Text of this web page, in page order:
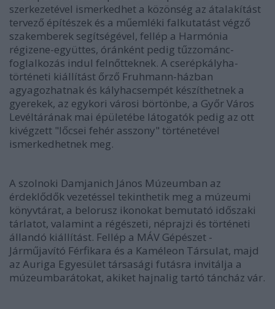
szerkezetével ismerkedhet a közönség az átalakítást
tervező építészek és a műemléki falkutatást végző
szakemberek segítségével, fellép a Harmónia
régizene-együttes, óránként pedig tűzzománc-
foglalkozás indul felnőtteknek. A cserépkályha-
történeti kiállítást őrző Fruhmann-házban
agyagozhatnak és kályhacsempét készíthetnek a
gyerekek, az egykori városi börtönbe, a Győr Város
Levéltárának mai épületébe látogatók pedig az ott
kivégzett "lőcsei fehér asszony" történetével
ismerkedhetnek meg.
A szolnoki Damjanich János Múzeumban az
érdeklődők vezetéssel tekinthetik meg a múzeumi
könyvtárat, a belorusz ikonokat bemutató időszaki
tárlatot, valamint a régészeti, néprajzi és történeti
állandó kiállítást. Fellép a MÁV Gépészet -
Járműjavító Férfikara és a Kaméleon Társulat, majd
az Auriga Egyesület társasági futásra invitálja a
múzeumbarátokat, akiket hajnalig tartó táncház vár.